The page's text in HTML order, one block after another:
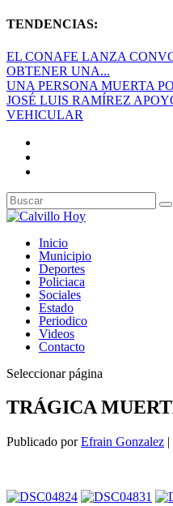
TENDENCIAS:
EL CONAFE LANZA
OBTENER UNA...
UNA PERSONA MUERTA
JOSÉ LUIS RAMÍREZ
VEHICULAR
Inicio
Municipio
Deportes
Policiaca
Sociales
Estado
Periodico
Videos
Contacto
Seleccionar página
TRÁGICA
Publicado porEfrain Gonzalez |